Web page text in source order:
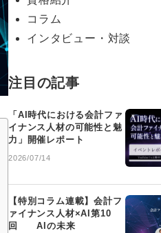
コラム
インタビュー・対談
注目の記事
「AI時代における会計ファ
イナンス人材の可能性と魅
力」開催レポート
2026/07/14
【特別コラム連載】会計フ
ァイナンス人材×AI第10
回 AIの未来